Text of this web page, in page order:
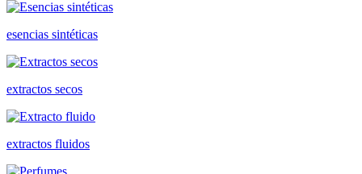
esencias sintéticas
extractos secos
extractos fluidos